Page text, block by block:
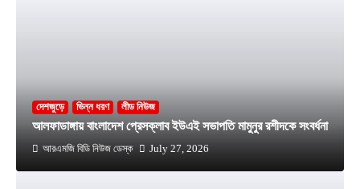
দেশজুড়ে ভিন্ন ধরণ লীড নিউজ
আলফাডাঙ্গায় বাংলাদেশ প্রেসক্লাব ইউএই সভাপতি মামুনুর রশীদকে সংবর্ধনা
আরএমজি বিডি নিউজ ডেস্ক July 27, 2026